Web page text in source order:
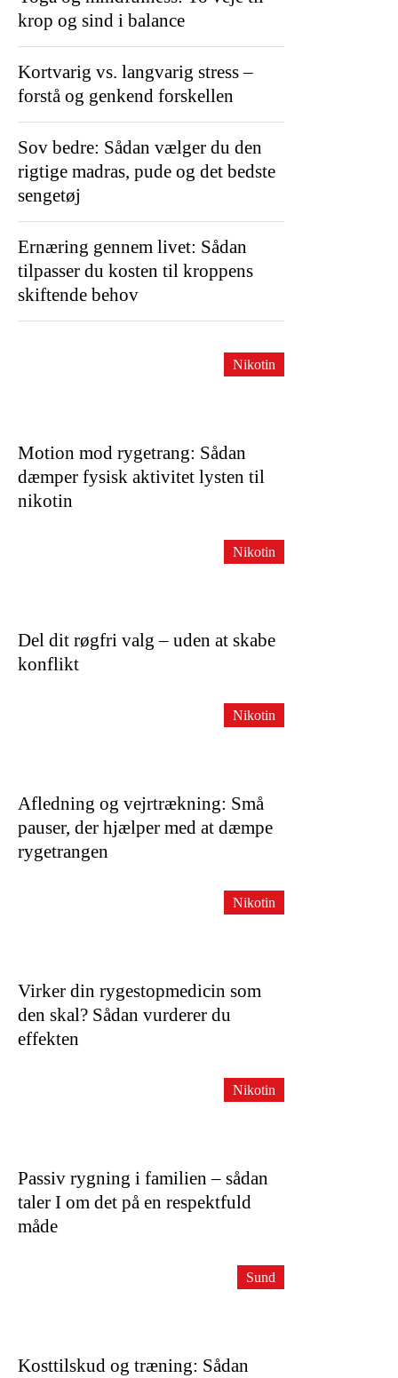
krop og sind i balance
Kortvarig vs. langvarig stress –
forstå og genkend forskellen
Sov bedre: Sådan vælger du den
rigtige madras, pude og det bedste
sengetøj
Ernæring gennem livet: Sådan
tilpasser du kosten til kroppens
skiftende behov
Motion mod rygetrang: Sådan
dæmper fysisk aktivitet lysten til
nikotin
Nikotin
Del dit røgfri valg – uden at skabe
konflikt
Nikotin
Afledning og vejrtrækning: Små
pauser, der hjælper med at dæmpe
rygetrangen
Nikotin
Virker din rygestopmedicin som
den skal? Sådan vurderer du
effekten
Nikotin
Passiv rygning i familien – sådan
taler I om det på en respektfuld
måde
Nikotin
Kosttilskud og træning: Sådan
Sund